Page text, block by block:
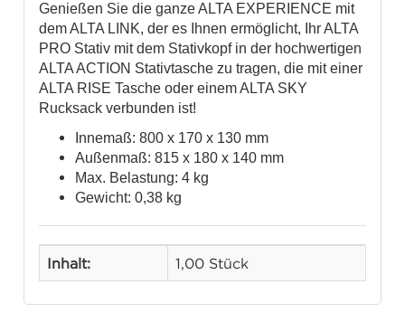
Genießen Sie die ganze ALTA EXPERIENCE mit
dem ALTA LINK, der es Ihnen ermöglicht, Ihr ALTA
PRO Stativ mit dem Stativkopf in der hochwertigen
ALTA ACTION Stativtasche zu tragen, die mit einer
ALTA RISE Tasche oder einem ALTA SKY
Rucksack verbunden ist!
Innemaß: 800 x 170 x 130 mm
Außenmaß: 815 x 180 x 140 mm
Max. Belastung: 4 kg
Gewicht: 0,38 kg
Inhalt: 1,00 Stück